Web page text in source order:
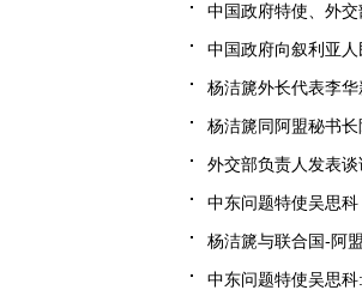
中国政府特使、外
中国政府向叙利亚
杨洁篪外长代表李
杨洁篪同阿盟秘书
外交部负责人发表
中东问题特使吴思
杨洁篪与联合国-阿
中东问题特使吴思